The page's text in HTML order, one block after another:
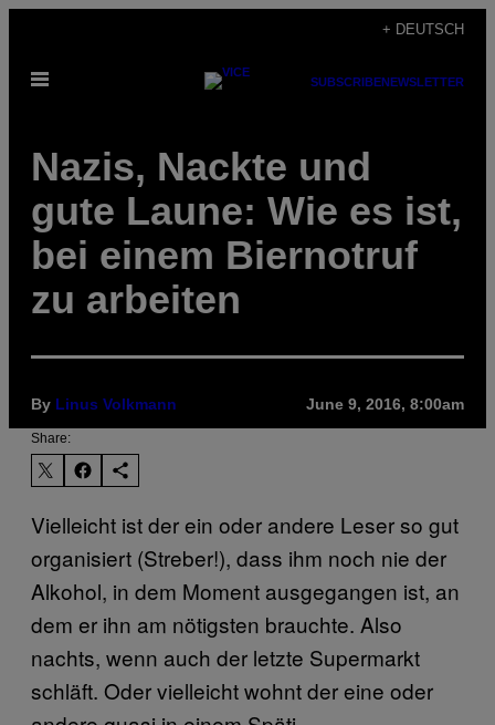
content
+ DEUTSCH
Open
SUBSCRIBENEWSLETTER
Nazis, Nackte und
gute Laune: Wie es ist,
bei einem Biernotruf
zu arbeiten
By Linus Volkmann June 9, 2016, 8:00am
Share:
Vielleicht ist der ein oder andere Leser so gut
organisiert (Streber!), dass ihm noch nie der
Alkohol, in dem Moment ausgegangen ist, an
dem er ihn am nötigsten brauchte. Also
nachts, wenn auch der letzte Supermarkt
schläft. Oder vielleicht wohnt der eine oder